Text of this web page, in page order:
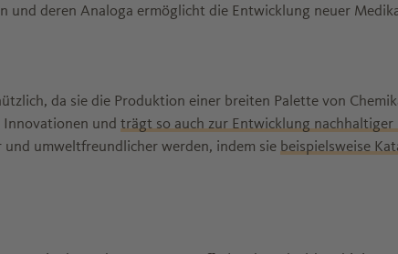
und deren Analoga ermöglicht die Entwicklung neuer
da sie die Produktion einer breiten Palette von
Innovationen und trägt so auch zur Entwicklung
umweltfreundlicher werden, indem sie beispielsweise